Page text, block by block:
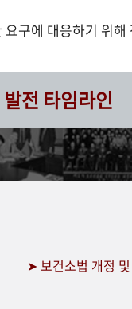
구에 대응하기 위
전 타임라인
➤ 보건소법 개정